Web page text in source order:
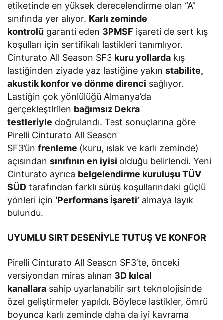
etiketinde en yüksek derecelendirme olan “A”
sınıfında yer alıyor. Karlı zeminde
kontrolü garanti eden 3PMSF işareti de sert kış
koşulları için sertifikalı lastikleri tanımlıyor.
Cinturato All Season SF3 kuru yollarda kış
lastiğinden ziyade yaz lastiğine yakınstabilite,
akustik konfor ve dönme direnci sağlıyor.
Lastiğin çok yönlülüğü Almanya’da
gerçekleştirilen bağımsız Dekra
testleriyle doğrulandı. Test sonuçlarına göre
Pirelli Cinturato All Season
SF3’ünfrenleme (kuru, ıslak ve karlı zeminde)
açısındansınıfının en iyisi olduğu belirlendi. Yeni
Cinturato ayrıca belgelendirme kuruluşu TÜV
SÜD tarafından farklı sürüş koşullarındaki güçlü
yönleri için ‘Performans İşareti’ almaya layık
bulundu.
UYUMLU SIRT DESENİYLE TUTUŞ VE KONFOR
Pirelli Cinturato All Season SF3’te, önceki
versiyondan miras alınan 3D kılcal
kanallara sahip uyarlanabilir sırt teknolojisinde
özel geliştirmeler yapıldı. Böylece lastikler, ömrü
boyunca karlı zeminde daha da iyi kavrama